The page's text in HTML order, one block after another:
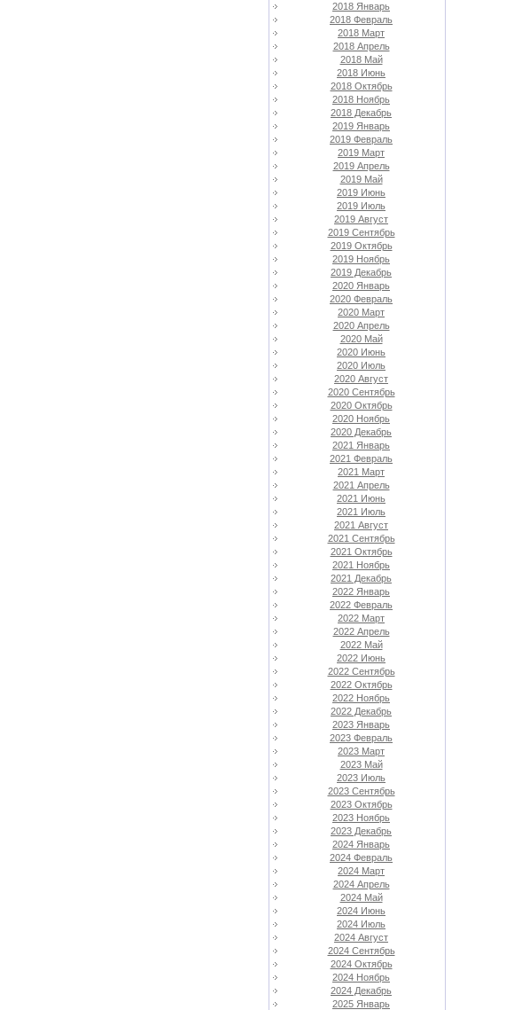
2018 Январь
2018 Февраль
2018 Март
2018 Апрель
2018 Май
2018 Июнь
2018 Октябрь
2018 Ноябрь
2018 Декабрь
2019 Январь
2019 Февраль
2019 Март
2019 Апрель
2019 Май
2019 Июнь
2019 Июль
2019 Август
2019 Сентябрь
2019 Октябрь
2019 Ноябрь
2019 Декабрь
2020 Январь
2020 Февраль
2020 Март
2020 Апрель
2020 Май
2020 Июнь
2020 Июль
2020 Август
2020 Сентябрь
2020 Октябрь
2020 Ноябрь
2020 Декабрь
2021 Январь
2021 Февраль
2021 Март
2021 Апрель
2021 Июнь
2021 Июль
2021 Август
2021 Сентябрь
2021 Октябрь
2021 Ноябрь
2021 Декабрь
2022 Январь
2022 Февраль
2022 Март
2022 Апрель
2022 Май
2022 Июнь
2022 Сентябрь
2022 Октябрь
2022 Ноябрь
2022 Декабрь
2023 Январь
2023 Февраль
2023 Март
2023 Май
2023 Июль
2023 Сентябрь
2023 Октябрь
2023 Ноябрь
2023 Декабрь
2024 Январь
2024 Февраль
2024 Март
2024 Апрель
2024 Май
2024 Июнь
2024 Июль
2024 Август
2024 Сентябрь
2024 Октябрь
2024 Ноябрь
2024 Декабрь
2025 Январь